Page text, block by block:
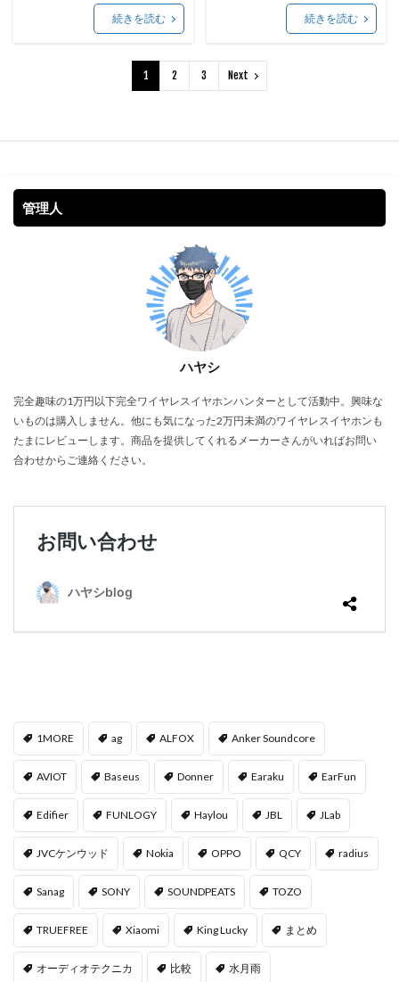
続きを読む 続きを読む
1 2 3 Next
管理人
ハヤシ
完全趣味の1万円以下完全ワイヤレスイヤホンハンターとして活動中。興味な
いものは購入しません。他にも気になった2万円未満のワイヤレスイヤホンも
たまにレビューします。商品を提供してくれるメーカーさんがいればお問い
合わせからご連絡ください。
1MORE ag ALFOX Anker Soundcore
AVIOT Baseus Donner Earaku EarFun
Edifier FUNLOGY Haylou JBL JLab
JVCケンウッド Nokia OPPO QCY radius
Sanag SONY SOUNDPEATS TOZO
TRUEFREE Xiaomi ‎King Lucky まとめ
オーディオテクニカ 比較 水月雨